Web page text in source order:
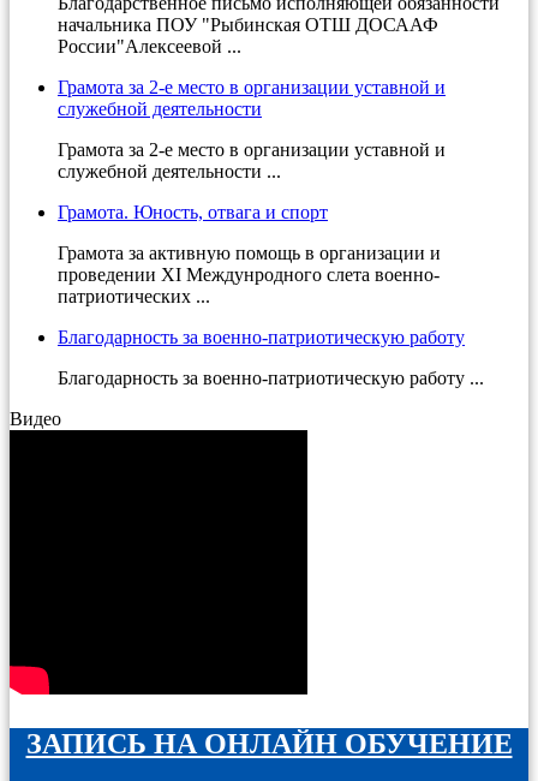
начальника ПОУ "Рыбинская ОТШ ДОСААФ
России"Алексеевой ...
Грамота за 2-е место в организации уставной и
служебной деятельности
Грамота за 2-е место в организации уставной и
служебной деятельности ...
Грамота. Юность, отвага и спорт
Грамота за активную помощь в организации и
проведении XI Междунродного слета военно-
патриотических ...
Благодарность за военно-патриотическую работу
Благодарность за военно-патриотическую работу ...
Видео
ЗАПИСЬ НА ОНЛАЙН ОБУЧЕНИЕ